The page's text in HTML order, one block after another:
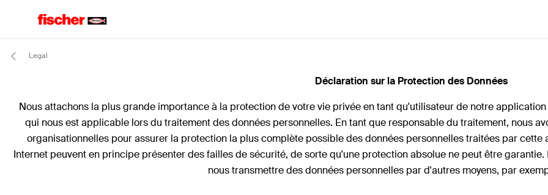
Legal
Déclaration sur la Protection des Données
Nous attachons la plus grande importance à la protection de votre vie privée en tant qu'utilisateur de notre
qui nous est applicable lors du traitement des données personnelles. En tant que responsable du traitement, nous
organisationnelles pour assurer la protection la plus complète possible des données personnelles traitées par
Internet peuvent en principe présenter des failles de sécurité, de sorte qu'une protection absolue ne peut être
nous transmettre des données personnelles par d'autres moyens, par